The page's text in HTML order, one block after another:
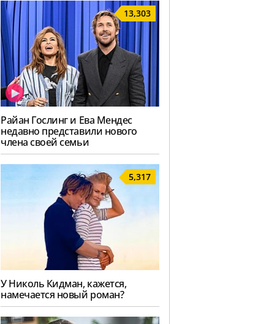
13,303
Райан Гослинг и Ева Мендес
недавно представили нового
члена своей семьи
5,317
У Николь Кидман, кажется,
намечается новый роман?